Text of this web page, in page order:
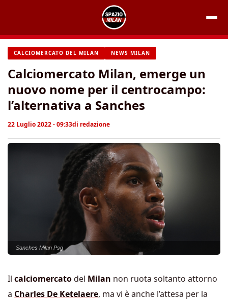
contenuto
CALCIOMERCATO DEL MILAN NEWS MILAN
Calciomercato Milan, emerge un
nuovo nome per il centrocampo:
l’alternativa a Sanches
22 Luglio 2022 - 09:33di redazione
Sanches Milan Psg
Il calciomercatodel Milan non ruota soltanto attorno
a Charles De Ketelaere, ma vi è anche l’attesa per la